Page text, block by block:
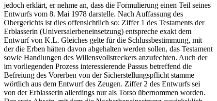
jedoch erklärt, er nehme an, dass die Formulierung einen Teil seines
Entwurfs vom 8. Mai 1978 darstelle. Nach Auffassung des
Obergerichts ist dies offensichtlich so: Ziffer 1 des Testaments der
Erblasserin (Universalerbeneinsetzung) entspreche exakt dem
Entwurf von K.L. Gleiches gelte für die Schlussbestimmung, mit
der die Erben hätten davon abgehalten werden sollen, das Testament
sowie Handlungen des Willensvollstreckers anzufechten. Auch der
im vorliegenden Prozess interessierende Passus betreffend die
Befreiung des Vorerben von der Sicherstellungspflicht stamme
wörtlich aus dem Entwurf des Zeugen. Ziffer 2 des Entwurfs sei
von der Erblasserin allerdings nur als Torso übernommen worden.